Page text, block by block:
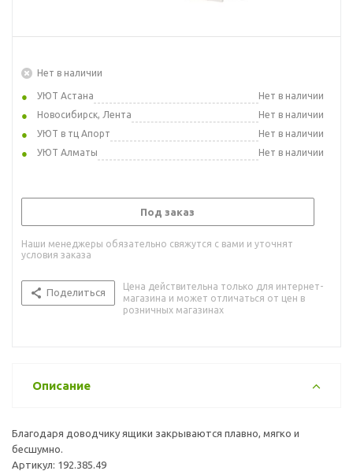
Нет в наличии
УЮТ Астана
Нет в наличии
Новосибирск, Лента
Нет в наличии
УЮТ в тц Апорт
Нет в наличии
УЮТ Алматы
Нет в наличии
Под заказ
Наши менеджеры обязательно свяжутся с вами и уточнят
условия заказа
Поделиться
Цена действительна только для интернет-
магазина и может отличаться от цен в
розничных магазинах
Описание
Благодаря доводчику ящики закрываются плавно, мягко и
бесшумно.
Артикул: 192.385.49